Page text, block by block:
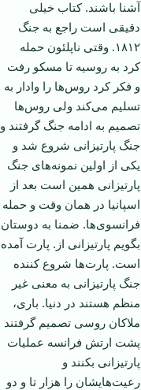
آشنا باشند. کتاب خیلی
دقیقی است راجع به جنگ
۱۸۱۲. وقتی ناپلئون حمله
کرد به روسیه تا مسکو رفت
و فکر کرد روس‌ها را وادار به
تسلیم می‌کند ولی روس‌ها
تصمیم به ادامه جنگ گرفتند و
جنگ پارتیزانی شروع شد و
یکی از اولین نمونه‌های جنگ
پارتیزانی همین است بعد از
اسپانیا در‌‌ همان وقت و حمله
فرانسوی‌ها. ضمنا به دوستان
بگویم پارتیزانی از. پارت آمده
است. پارت‌ها شروع کننده
جنگ پارتیزانی به معنی غیر
منظم هستند در دنیا. باری،
ملاکان روسی تصمیم گرفتند
پشت ارتش فرانسه عملیات
پارتیزانی بکنند و
رعیت‌هایشان را هزار تا و دو